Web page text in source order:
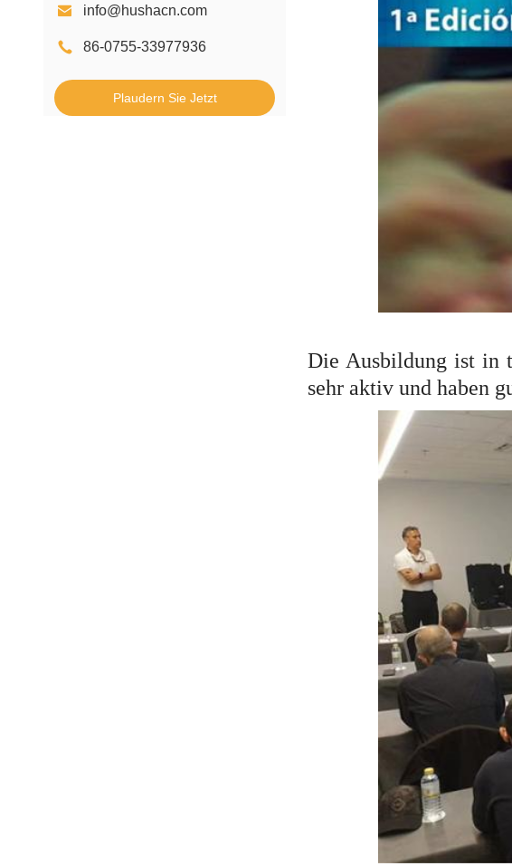
info@hushacn.com
86-0755-33977936
Plaudern Sie Jetzt
Die Ausbildung ist in
sehr aktiv und haben